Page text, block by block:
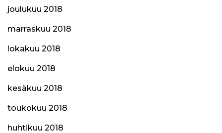
joulukuu 2018
marraskuu 2018
lokakuu 2018
elokuu 2018
kesäkuu 2018
toukokuu 2018
huhtikuu 2018